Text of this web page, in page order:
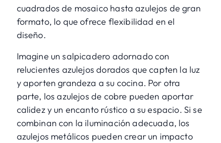
cuadrados de mosaico hasta azulejos de gran
formato, lo que ofrece flexibilidad en el
diseño.
Imagine un salpicadero adornado con
relucientes azulejos dorados que capten la luz
y aporten grandeza a su cocina. Por otra
parte, los azulejos de cobre pueden aportar
calidez y un encanto rústico a su espacio. Si se
combinan con la iluminación adecuada, los
azulejos metálicos pueden crear un impacto